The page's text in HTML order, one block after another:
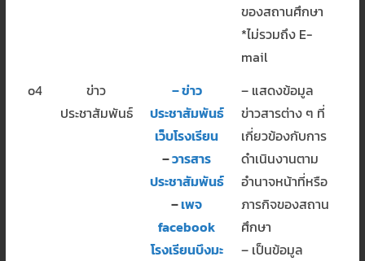
ของสถานศึกษา
*ไม่รวมถึง E-
mail
o4
ข่าว
ประชาสัมพันธ์
–ข่าว
ประชาสัมพันธ์
เว็บโรงเรียน
–วารสาร
ประชาสัมพันธ์
–เพจ
facebook
โรงเรียนบึงมะ
– แสดงข้อมูล
ข่าวสารต่าง ๆ ที่
เกี่ยวข้องกับการ
ดำเนินงานตาม
อำนาจหน้าที่หรือ
ภารกิจของสถาน
ศึกษา
– เป็นข้อมูล